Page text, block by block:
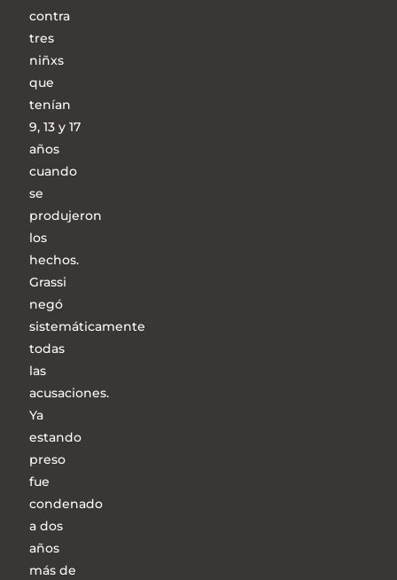
contra
tres
niñxs
que
tenían
9, 13 y 17
años
cuando
se
produjeron
los
hechos.
Grassi
negó
sistemáticamente
todas
las
acusaciones.
Ya
estando
preso
fue
condenado
a dos
años
más de